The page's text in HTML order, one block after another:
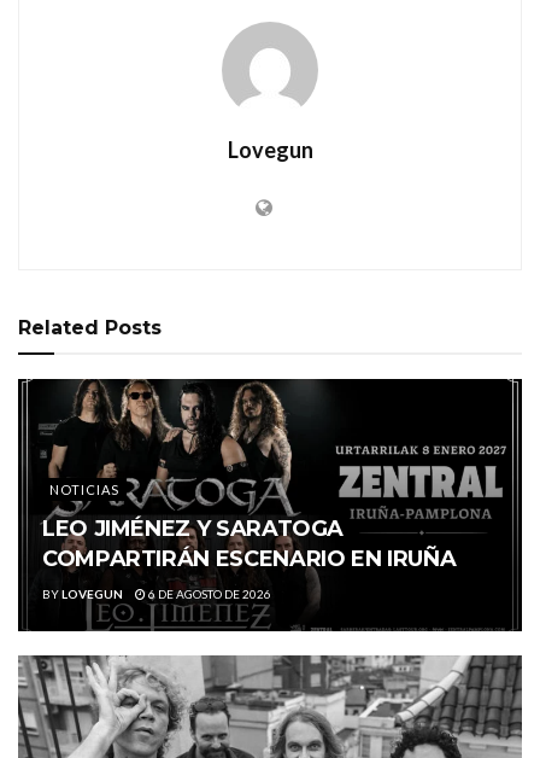
Lovegun
Related Posts
NOTICIAS
LEO JIMÉNEZ Y SARATOGA
COMPARTIRÁN ESCENARIO EN IRUÑA
BYLOVEGUN 6 DE AGOSTO DE 2026